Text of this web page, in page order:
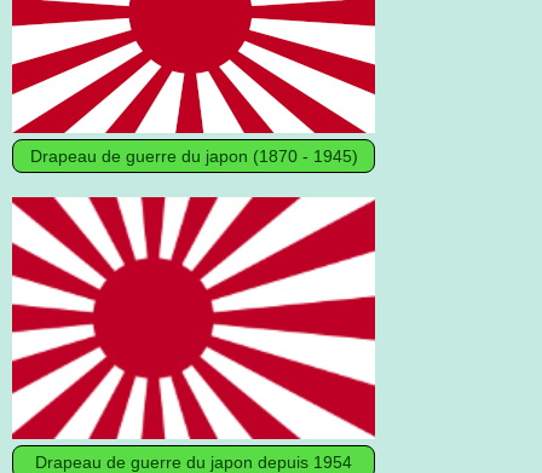
Drapeau de guerre du japon (1870 - 1945)
Drapeau de guerre du japon depuis 1954